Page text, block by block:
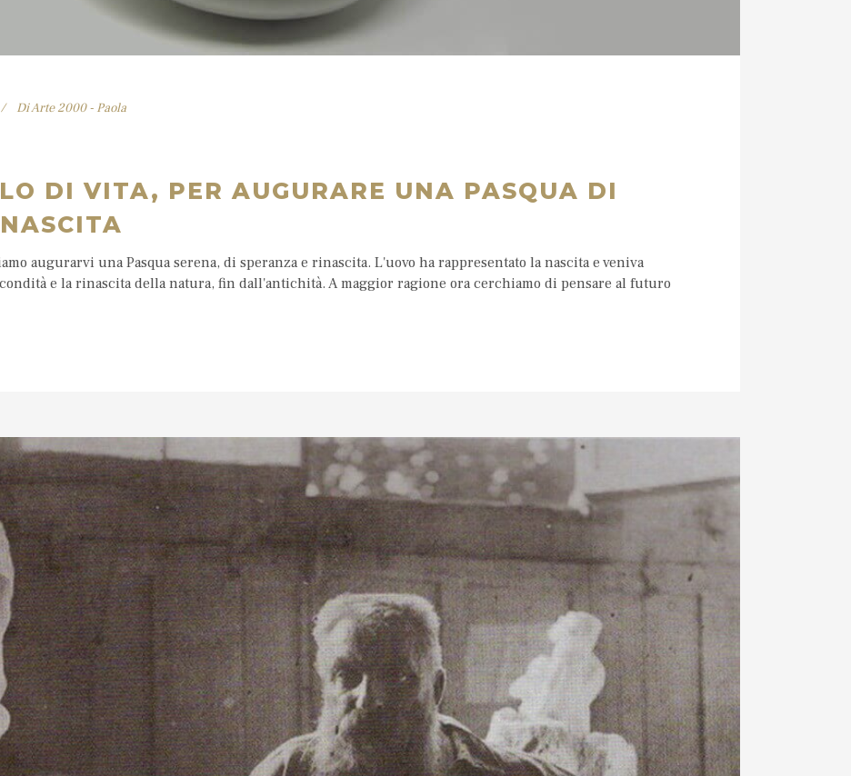
DiArte 2000 - Paola
DI VITA, PER AUGURARE UNA PASQUA DI
augurarvi una Pasqua serena, di speranza e rinascita. L'uovo ha rappresentato la nascita e veniva
e la rinascita della natura, fin dall'antichità. A maggior ragione ora cerchiamo di pensare al futuro